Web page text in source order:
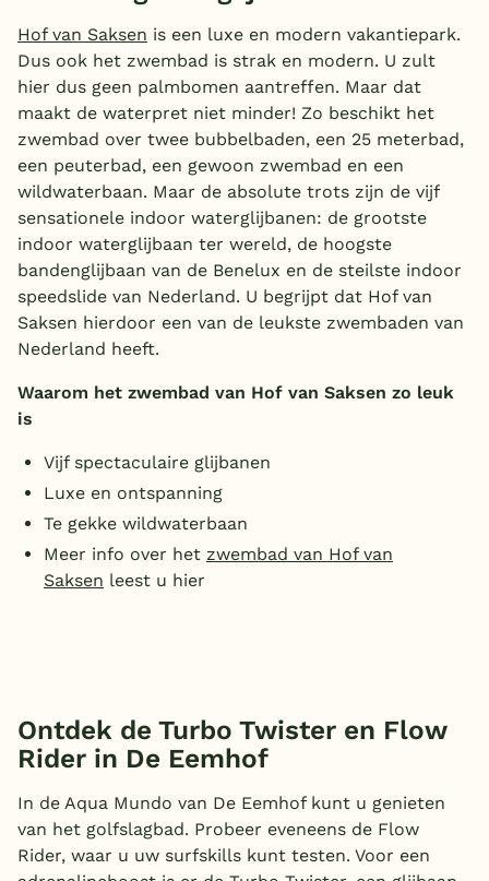
Hof van Saksen is een luxe en modern vakantiepark.
Dus ook het zwembad is strak en modern. U zult
hier dus geen palmbomen aantreffen. Maar dat
maakt de waterpret niet minder! Zo beschikt het
zwembad over twee bubbelbaden, een 25 meterbad,
een peuterbad, een gewoon zwembad en een
wildwaterbaan. Maar de absolute trots zijn de vijf
sensationele indoor waterglijbanen: de grootste
indoor waterglijbaan ter wereld, de hoogste
bandenglijbaan van de Benelux en de steilste indoor
speedslide van Nederland. U begrijpt dat Hof van
Saksen hierdoor een van de leukste zwembaden van
Nederland heeft.
Waarom het zwembad van Hof van Saksen zo leuk
is
Vijf spectaculaire glijbanen
Luxe en ontspanning
Te gekke wildwaterbaan
Meer info over het zwembad van Hof van
Saksen leest u hier
Ontdek de Turbo Twister en Flow
Rider in De Eemhof
In de Aqua Mundo van De Eemhof kunt u genieten
van het golfslagbad. Probeer eveneens de Flow
Rider, waar u uw surfskills kunt testen. Voor een